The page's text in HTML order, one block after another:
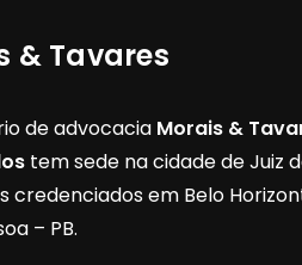
& Tavares
de advocacia Morais &
tem sede na cidade de Juiz
credenciados em Belo
– PB.